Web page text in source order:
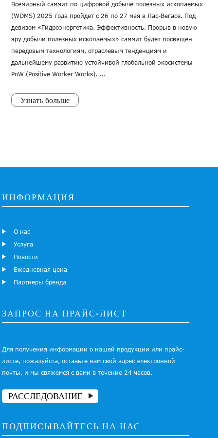
Всемирный саммит по цифровой добыче полезных ископаемых
(WDMS) 2025 года пройдет с 26 по 27 мая в Лас-Вегасе. Под
девизом «Гидроэнергетика. Эффективность. Прорыв в новую
эру добычи полезных ископаемых» саммит будет посвящен
передовым технологиям, отраслевым тенденциям и
дальнейшему развитию устойчивой глобальной экосистемы
PoW (Positive Worker Works). ...
Узнать больше
ИНФОРМАЦИЯ
О нас
Услуга
Новости
Ежедневная цена
Партнеры бренда
ЗАПРОС НА ПРАЙС-ЛИСТ
Для получения информации о нашей продукции или прайс-
листе, пожалуйста, оставьте нам свой адрес электронной
почты, и мы свяжемся с вами в течение 24 часов.
РАССЛЕДОВАНИЕ
ПОДПИСЫВАЙТЕСЬ НА НАС